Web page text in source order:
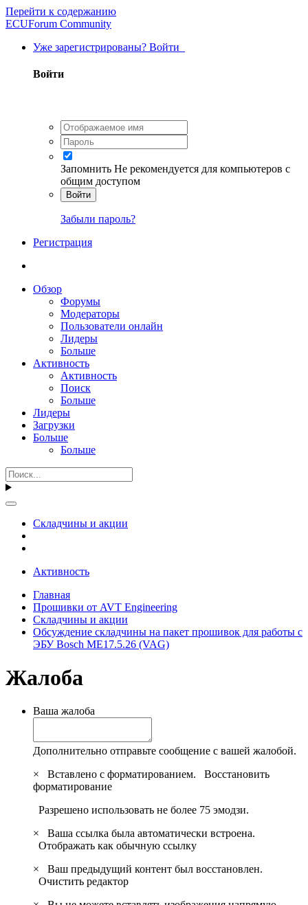
Перейти к содержанию
ECUForum Community
Уже зарегистрированы? Войти
Войти
Запомнить Не рекомендуется для компьютеров с
общим доступом
Войти
Забыли пароль?
Регистрация
Обзор
Форумы
Модераторы
Пользователи онлайн
Лидеры
Больше
Активность
Активность
Поиск
Больше
Лидеры
Загрузки
Больше
Больше
Складчины и акции
Активность
Главная
Прошивки от AVT Engineering
Складчины и акции
Обсуждение складчины на пакет прошивок для работы с
ЭБУ Bosch ME17.5.26 (VAG)
Жалоба
Ваша жалоба
Дополнительно отправьте сообщение с вашей жалобой.
×
Вставлено с форматированием. Восстановить
форматирование
Разрешено использовать не более 75 эмодзи.
×
Ваша ссылка была автоматически встроена.
Отображать как обычную ссылку
×
Ваш предыдущий контент был восстановлен.
Очистить редактор